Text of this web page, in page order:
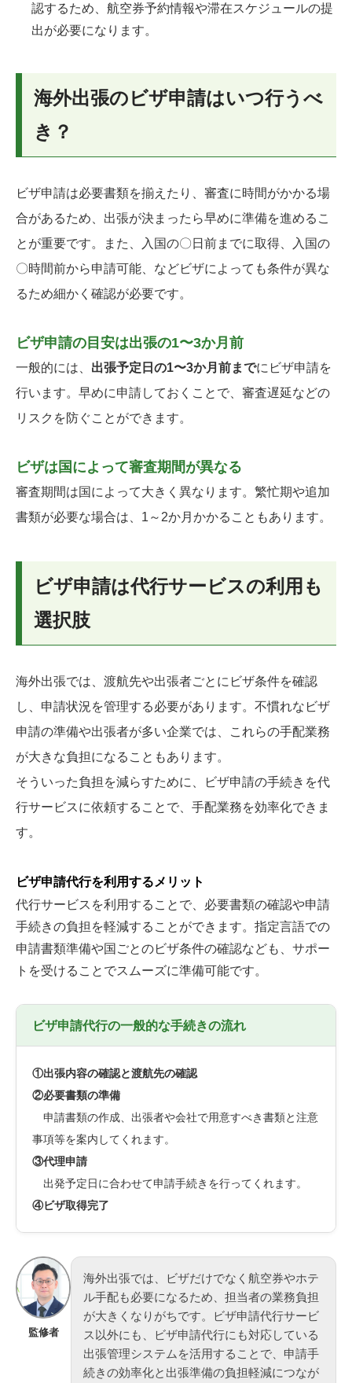
認するため、航空券予約情報や滞在スケジュールの提
出が必要になります。
海外出張のビザ申請はいつ行うべ
き？
ビザ申請は必要書類を揃えたり、審査に時間がかかる場
合があるため、出張が決まったら早めに準備を進めるこ
とが重要です。また、入国の〇日前までに取得、入国の
〇時間前から申請可能、などビザによっても条件が異な
るため細かく確認が必要です。
ビザ申請の目安は出張の1〜3か月前
一般的には、 出張予定日の1〜3か月前までにビザ申請を
行います。早めに申請しておくことで、審査遅延などの
リスクを防ぐことができます。
ビザは国によって審査期間が異なる
審査期間は国によって大きく異なります。繁忙期や追加
書類が必要な場合は、1～2か月かかることもあります。
ビザ申請は代行サービスの利用も
選択肢
海外出張では、渡航先や出張者ごとにビザ条件を確認
し、申請状況を管理する必要があります。不慣れなビザ
申請の準備や出張者が多い企業では、これらの手配業務
が大きな負担になることもあります。
そういった負担を減らすために、ビザ申請の手続きを代
行サービスに依頼することで、手配業務を効率化できま
す。
ビザ申請代行を利用するメリット
代行サービスを利用することで、必要書類の確認や申請
手続きの負担を軽減することができます。指定言語での
申請書類準備や国ごとのビザ条件の確認なども、サポー
トを受けることでスムーズに準備可能です。
ビザ申請代行の一般的な手続きの流れ
①出張内容の確認と渡航先の確認
②必要書類の準備
申請書類の作成、 出張者や会社で用意すべき書類と注意
事項等を案内してくれます。
③代理申請
出発予定日に合わせて申請手続きを行ってくれます。
④ビザ取得完了
監修者
海外出張では、ビザだけでなく航空券やホテ
ル手配も必要になるため、担当者の業務負担
が大きくなりがちです。ビザ申請代行サービ
ス以外にも、ビザ申請代行にも対応している
出張管理システムを活用することで、申請手
続きの効率化と出張準備の負担軽減につなが